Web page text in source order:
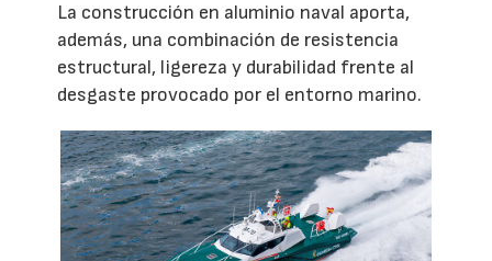
La construcción en aluminio naval aporta,
además, una combinación de resistencia
estructural, ligereza y durabilidad frente al
desgaste provocado por el entorno marino.